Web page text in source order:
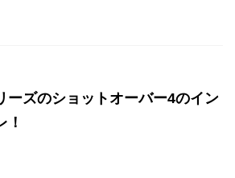
ーズのショットオーバー4のイン
！